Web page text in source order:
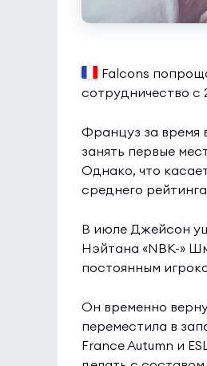
Falcons
сотрудничество с
Француз за время
занять первые
Однако, что
среднего
В июле Джейсон
Нэйтана «NBK-»
постоянным
Он временно
переместила в
France Autumn и